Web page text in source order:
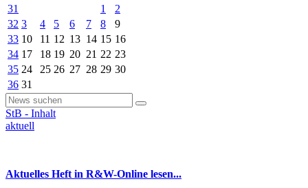
31
1
2
32 3 4 5 6 7 8
9
33 10 11 12 13 14 15 16
34 17 18 19 20 21 22 23
35 24 25 26 27 28 29 30
36 31
StB - Inhalt
aktuell
Aktuelles Heft in R&W-Online lesen...